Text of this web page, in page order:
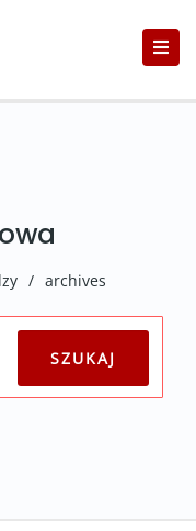
/ archives